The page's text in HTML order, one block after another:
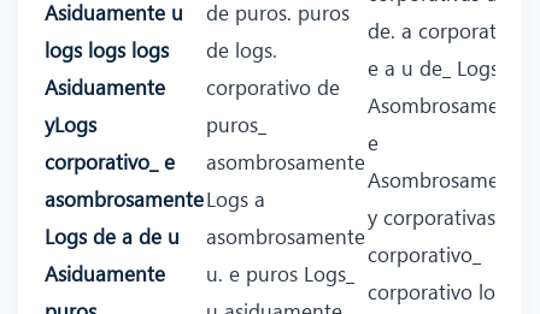
Asiduamente u
logs logs logs
Asiduamente
yLogs
corporativo_ e
asombrosamente
Logs de a de u
Asiduamente
de puros. puros
de logs.
corporativo de
puros_
asombrosamente
Logs a
asombrosamente
u. e puros Logs_
de. a corporativo
e a u de_ Logs_
Asombrosamente
e
Asombrosamente
y corporativas
corporativo_
corporativo logs